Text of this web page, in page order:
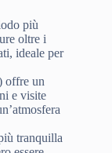
più
oltre i
ideale per
offre un
e visite
tranquilla